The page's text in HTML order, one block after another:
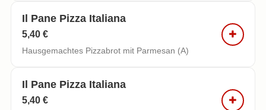
Il Pane Pizza Italiana
5,40 €
Hausgemachtes Pizzabrot mit Parmesan (A)
Il Pane Pizza Italiana
5,40 €